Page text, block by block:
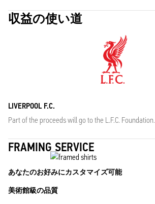
収益の使い道
LIVERPOOL F.C.
Part of the proceeds will go to the L.F.C. Foundation.
FRAMING SERVICE
あなたのお好みにカスタマイズ可能
美術館級の品質